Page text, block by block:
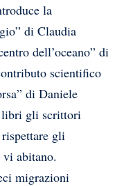
la
di Claudia
dell’oceano” di
scientifico
di Daniele
gli scrittori
gli
abitano.
migrazioni